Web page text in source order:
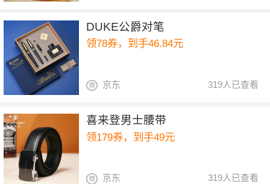
DUKE公爵对笔
领78券，到手46.84元
319人已查看
京东
喜来登男士腰带
领179券，到手49元
319人已查看
京东